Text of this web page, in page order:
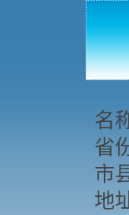
名
省
市
地